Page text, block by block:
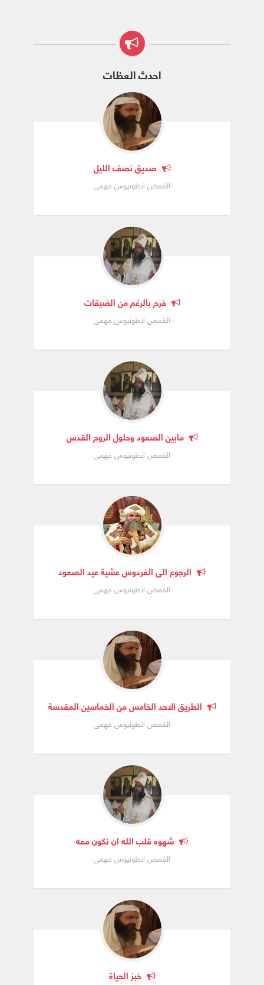
احدث العظات
صديق نصف الليل
القمص انطونيوس فهمى
فرح بالرغم من الضيقات
القمص انطونيوس فهمى
مابين الصعود وحلول الروح القدس
القمص انطونيوس فهمى
الرجوع الى الفردوس عشية عيد الصعود
القمص انطونيوس فهمى
الطريق الاحد الخامس من الخماسين المقدسة
القمص انطونيوس فهمى
شهوه قلب الله ان نكون معه
القمص انطونيوس فهمى
خبز الحياة